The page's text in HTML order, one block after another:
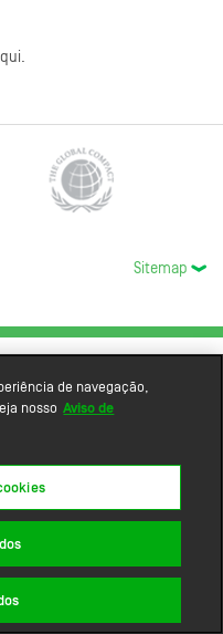
Sitemap
de navegação,
nosso Aviso de